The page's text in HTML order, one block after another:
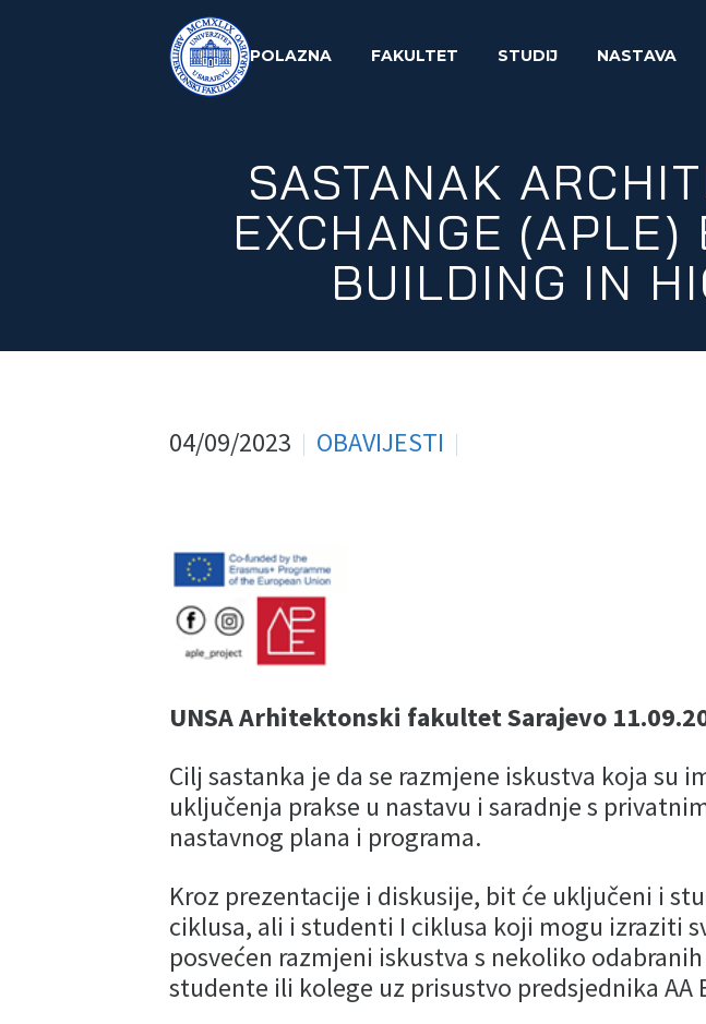
POLAZNA FAKULTET STUDIJ NASTAVA
SASTANAK
EXCHANGE (APLE)
BUILDING IN
04/09/2023 OBAVIJESTI
UNSA Arhitektonski fakultet Sarajevo
Cilj sastanka je da se razmjene iskustva koja su
uključenja prakse u nastavu i saradnje s
nastavnog plana i programa.
Kroz prezentacije i diskusije, bit će uključeni i
ciklusa, ali i studenti I ciklusa koji mogu izraziti
posvećen razmjeni iskustva s nekoliko
studente ili kolege uz prisustvo predsjednika AA